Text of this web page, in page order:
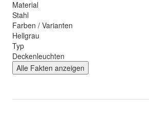
Material
Stahl
Farben / Varianten
Hellgrau
Typ
Deckenleuchten
Alle Fakten anzeigen